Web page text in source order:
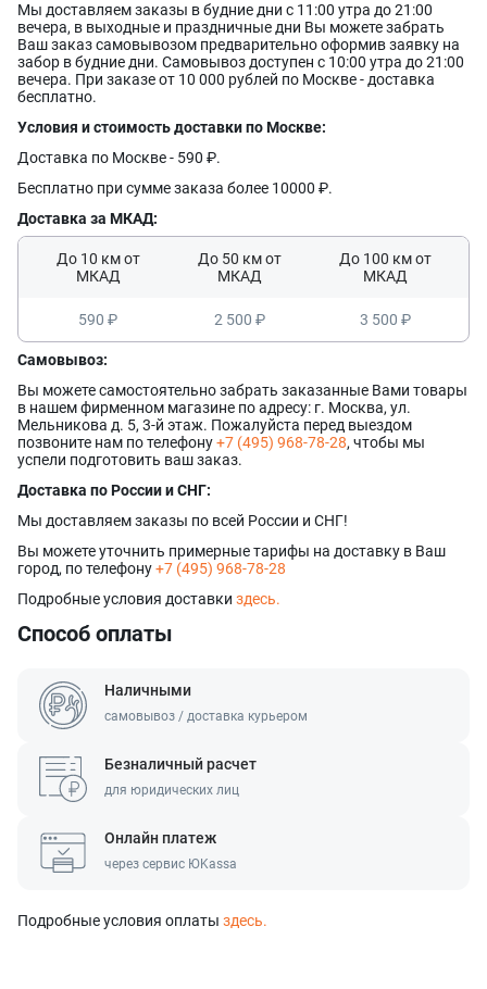
Мы доставляем заказы в будние дни с 11:00 утра до 21:00
вечера, в выходные и праздничные дни Вы можете забрать
Ваш заказ самовывозом предварительно оформив заявку на
забор в будние дни. Самовывоз доступен с 10:00 утра до 21:00
вечера. При заказе от 10 000 рублей по Москве - доставка
бесплатно.
Условия и стоимость доставки по Москве:
Доставка по Москве - 590 ₽.
Бесплатно при сумме заказа более 10000 ₽.
Доставка за МКАД:
До 10 км от
МКАД
До 50 км от
МКАД
До 100 км от
МКАД
590 ₽ 2 500 ₽ 3 500 ₽
Самовывоз:
Вы можете самостоятельно забрать заказанные Вами товары
в нашем фирменном магазине по адресу: г. Москва, ул.
Мельникова д. 5, 3-й этаж. Пожалуйста перед выездом
позвоните нам по телефону+7 (495) 968-78-28, чтобы мы
успели подготовить ваш заказ.
Доставка по России и СНГ:
Мы доставляем заказы по всей России и СНГ!
Вы можете уточнить примерные тарифы на доставку в Ваш
город, по телефону+7 (495) 968-78-28
Подробные условия доставки здесь.
Способ оплаты
Наличными
самовывоз / доставка курьером
Безналичный расчет
для юридических лиц
Онлайн платеж
через сервис ЮKassa
Подробные условия оплаты здесь.
Заказать звонок
Ваше имя
Ваш номер телефона
Соглашаюсь на обработку персональных данных
Данные формы отправлены
Наш менеджер свяжется с вами
в ближайшее время!
Купить в 1 клик
Оставьте заявку, и наш менеджер свяжется с вами в
ближайшее время
Ваш номер телефона
Соглашаюсь на обработкуперсональных данных
Данные формы отправлены
Наш менеджер свяжется с вами
в ближайшее время!
Ваше имя
Телефон
Прикрепить фото
Форматы файлов: .jpg, .png. Максимальный размер файла - 10 МБ.
Максимум 8 файлов
оформлении и получении заказа, согласие на обработку персональных
данных
Данные формы отправлены
Наш менеджер свяжется с вами
в ближайшее время!
Оставить заявку
Комментарий
Нажимая кнопку «Отправить», я даю согласие на получение информации об
оформлении и получении заказа,согласие на обработку персональных
Отправить
Данные формы отправлены
Наш менеджер свяжется с вами
в ближайшее время!